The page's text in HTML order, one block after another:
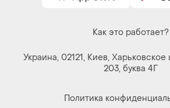
Как это работает?
Украина, 02121, Киев,
203, буква 4Г
Политика